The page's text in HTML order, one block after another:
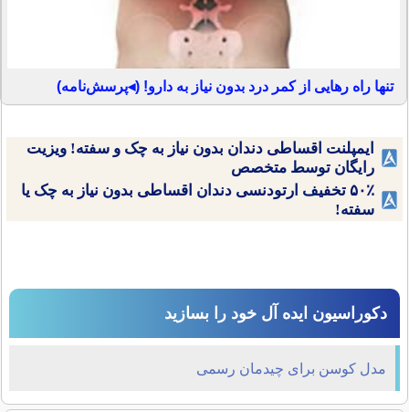
تنها راه رهایی از کمر درد بدون نیاز به دارو! (◂پرسش‌نامه)
ایمپلنت اقساطی دندان بدون نیاز به چک و سفته! ویزیت
رایگان توسط متخصص
۵۰٪ تخفیف ارتودنسی دندان اقساطی بدون نیاز به چک یا
سفته!
دکوراسیون ایده آل خود را بسازید
مدل کوسن برای چیدمان رسمی